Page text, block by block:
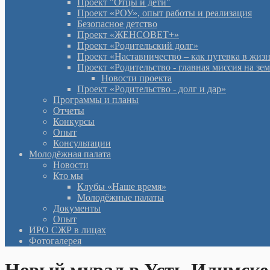
Проект "Отцы и дети"
Проект «РОУ», опыт работы и реализация
Безопасное детство
Проект «ЖЕНСОВЕТ+»
Проект «Родительский долг»
Проект «Наставничество – как путевка в
Проект «Родительство - главная миссия на
Новости проекта
Проект «Родительство - долг и дар»
Программы и планы
Отчеты
Конкурсы
Опыт
Консультации
Молодёжная палата
Новости
Кто мы
Клубы «Наше время»
Молодёжные палаты
Документы
Опыт
ИРО СЖР в лицах
Фотогалерея